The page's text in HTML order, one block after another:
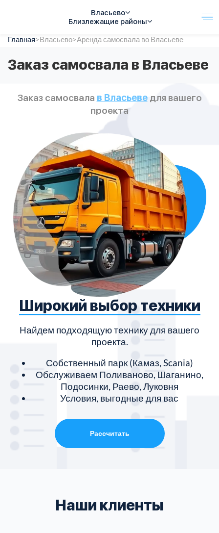
Власьево
Близлежащие районы
Услуги
Автопарк
Тарифы
О компании
Отзывы
Главная>Власьево>Аренда самосвала во Власьеве
Заказ самосвала в Власьеве
Заказ самосвала в Власьеведля вашего
проекта
Широкий выбор техники
Найдем подходящую технику для вашего
проекта.
Собственный парк (Камаз, Scania)
Обслуживаем Поливаново, Шаганино,
Подосинки, Раево, Луковня
Условия, выгодные для вас
Рассчитать
Наши клиенты